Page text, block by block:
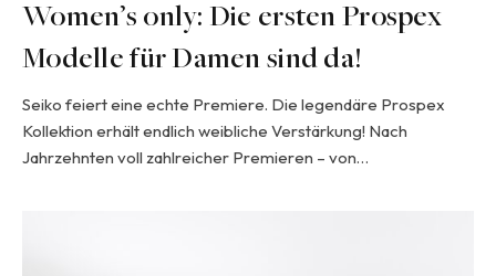
Women’s only: Die ersten Prospex
Modelle für Damen sind da!
Seiko feiert eine echte Premiere. Die legendäre Prospex
Kollektion erhält endlich weibliche Verstärkung! Nach
Jahrzehnten voll zahlreicher Premieren – von…